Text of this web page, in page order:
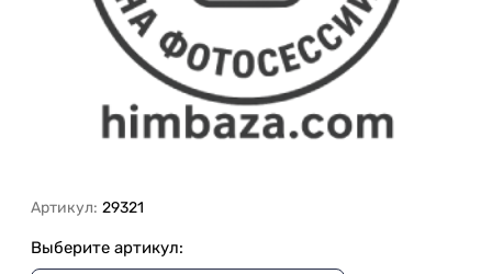
Артикул: 29321
Выберите артикул: